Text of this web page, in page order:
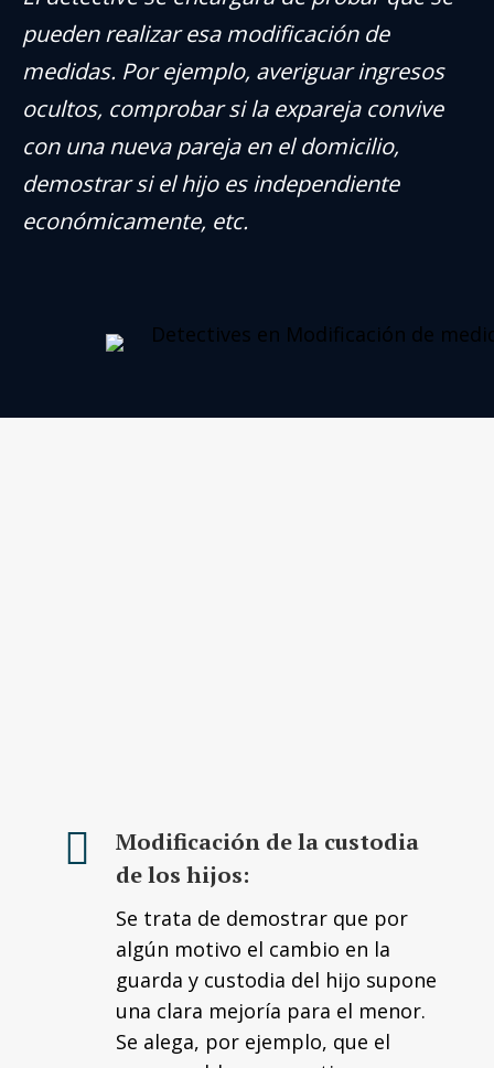
pueden realizar esa modificación de
medidas. Por ejemplo, averiguar ingresos
ocultos, comprobar si la expareja convive
con una nueva pareja en el domicilio,
demostrar si el hijo es independiente
económicamente, etc.
Modificación de la custodia
de los hijos:
Se trata de demostrar que por
algún motivo el cambio en la
guarda y custodia del hijo supone
una clara mejoría para el menor.
Se alega, por ejemplo, que el